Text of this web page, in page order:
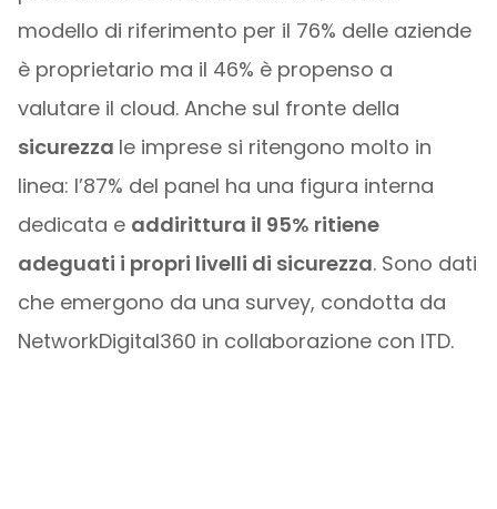
modello di riferimento per il 76% delle aziende
è proprietario ma il 46% è propenso a
valutare il cloud. Anche sul fronte della
sicurezza le imprese si ritengono molto in
linea: l’87% del panel ha una figura interna
dedicata e addirittura il 95% ritiene
adeguati i propri livelli di sicurezza. Sono dati
che emergono da una survey, condotta da
NetworkDigital360 in collaborazione con ITD.